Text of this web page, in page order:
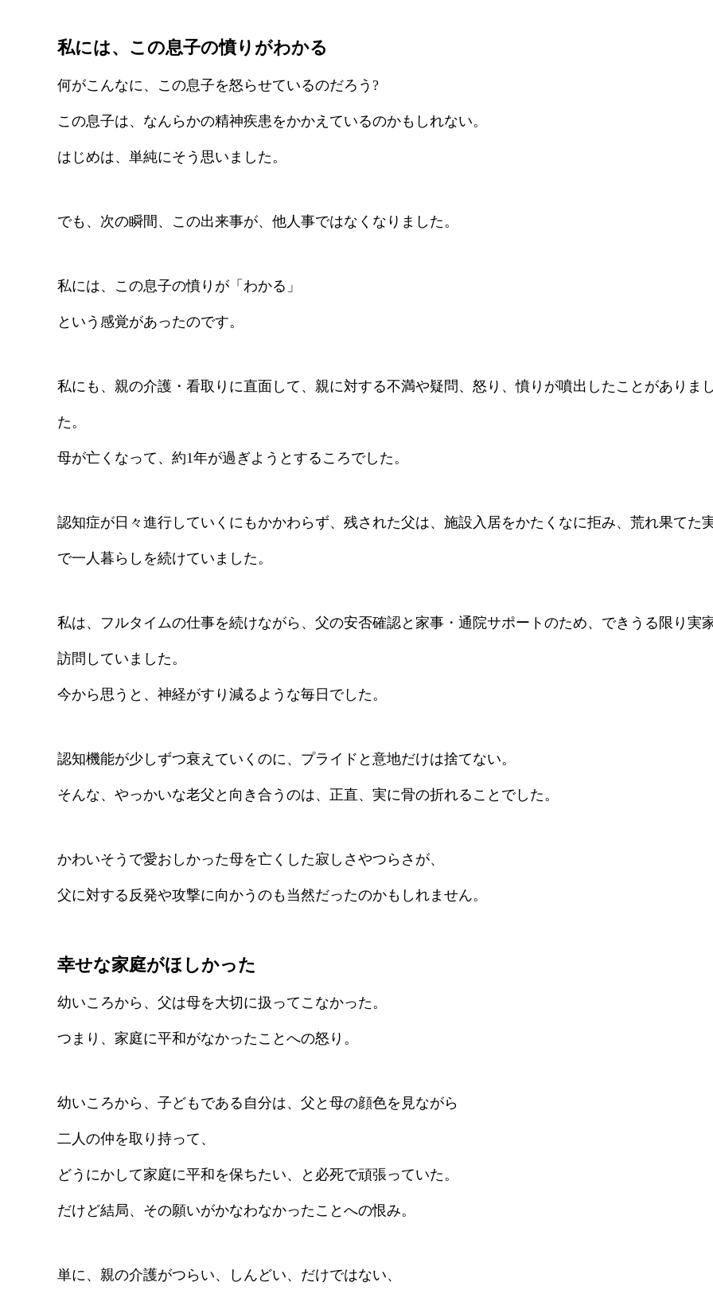
私には、この息子の憤りがわかる
何がこんなに、この息子を怒らせているのだろう?
この息子は、なんらかの精神疾患をかかえているのかもしれない。
はじめは、単純にそう思いました。
でも、次の瞬間、この出来事が、他人事ではなくなりました。
私には、この息子の憤りが「わかる」
という感覚があったのです。
私にも、親の介護・看取りに直面して、親に対する不満や疑問、怒り、憤りが噴出したことがありま
た。
母が亡くなって、約1年が過ぎようとするころでした。
認知症が日々進行していくにもかかわらず、残された父は、施設入居をかたくなに拒み、荒れ果てた
で一人暮らしを続けていました。
私は、フルタイムの仕事を続けながら、父の安否確認と家事・通院サポートのため、できうる限り実
訪問していました。
今から思うと、神経がすり減るような毎日でした。
認知機能が少しずつ衰えていくのに、プライドと意地だけは捨てない。
そんな、やっかいな老父と向き合うのは、正直、実に骨の折れることでした。
かわいそうで愛おしかった母を亡くした寂しさやつらさが、
父に対する反発や攻撃に向かうのも当然だったのかもしれません。
幸せな家庭がほしかった
幼いころから、父は母を大切に扱ってこなかった。
つまり、家庭に平和がなかったことへの怒り。
幼いころから、子どもである自分は、父と母の顔色を見ながら
二人の仲を取り持って、
どうにかして家庭に平和を保ちたい、と必死で頑張っていた。
だけど結局、その願いがかなわなかったことへの恨み。
単に、親の介護がつらい、しんどい、だけではない、
コミュニケーション改善プラン